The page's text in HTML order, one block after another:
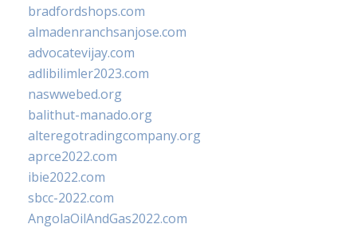
bradfordshops.com
almadenranchsanjose.com
advocatevijay.com
adlibilimler2023.com
naswwebed.org
balithut-manado.org
alteregotradingcompany.org
aprce2022.com
ibie2022.com
sbcc-2022.com
AngolaOilAndGas2022.com